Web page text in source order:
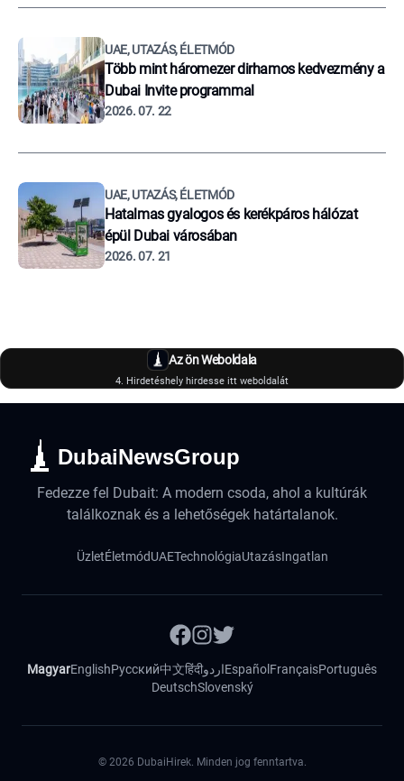
UAE, UTAZÁS, ÉLETMÓD
Több mint háromezer dirhamos kedvezmény a
Dubai Invite programmal
2026. 07. 22
UAE, UTAZÁS, ÉLETMÓD
Hatalmas gyalogos és kerékpáros hálózat
épül Dubai városában
2026. 07. 21
Az ön Weboldala
4. Hirdetéshely hirdesse itt weboldalát
DubaiNewsGroup
Fedezze fel Dubait: A modern csoda, ahol a kultúrák
találkoznak és a lehetőségek határtalanok.
ÜzletÉletmódUAETechnológiaUtazásIngatlan
MagyarEnglishРусский中文हिंदीاردوEspañol FrançaisPortuguês
DeutschSlovenský
© 2026 DubaiHirek. Minden jog fenntartva.